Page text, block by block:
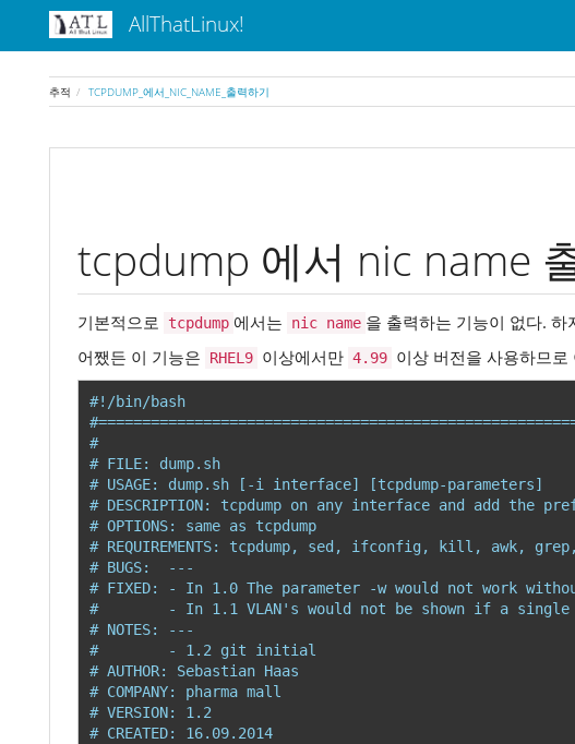
AllThatLinux!
추적 TCPDUMP_에서_NIC_NAME_출력하기
tcpdump 에서 nic name
기본적으로 tcpdump 에서는 nic name 을 출력하는 기능이 없다. 하
어쨌든 이 기능은 RHEL9 이상에서만 4.99 이상 버전을 사용하므
#!/bin/bash
#
# FILE: dump.sh
# USAGE: dump.sh [-i interface] [tcpdump-parameters]
# DESCRIPTION: tcpdump on any interface and add
# OPTIONS: same as tcpdump
# REQUIREMENTS: tcpdump, sed, ifconfig, kill, awk,
# BUGS:  ---
# FIXED: - In 1.0 The parameter -w would not work
#        - In 1.1 VLAN's would not be shown if a single
# NOTES: ---
#        - 1.2 git initial
# AUTHOR: Sebastian Haas
# COMPANY: pharma mall
# VERSION: 1.2
# CREATED: 16.09.2014